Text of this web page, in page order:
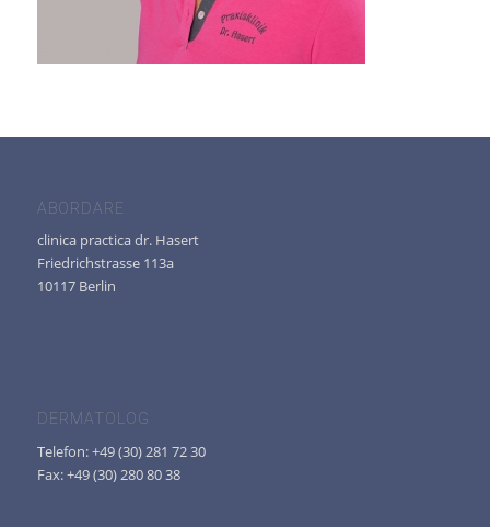
ABORDARE
clinica practica dr. Hasert
Friedrichstrasse 113a
10117 Berlin
DERMATOLOG
Telefon: +49 (30) 281 72 30
Fax: +49 (30) 280 80 38